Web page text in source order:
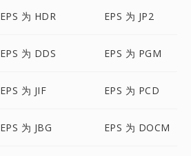
EPS 为 HDR EPS 为 JP2
EPS 为 DDS EPS 为 PGM
EPS 为 JIF EPS 为 PCD
EPS 为 JBG EPS 为 DOCM